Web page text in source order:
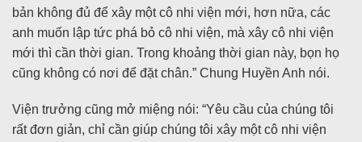
bản không đủ để xây một cô nhi viện mới, hơn nữa, các
anh muốn lập tức phá bỏ cô nhi viện, mà xây cô nhi viện
mới thì cần thời gian. Trong khoảng thời gian này, bọn họ
cũng không có nơi để đặt chân.” Chung Huyền Anh nói.
Viện trưởng cũng mở miệng nói: “Yêu cầu của chúng tôi
rất đơn giản, chỉ cần giúp chúng tôi xây một cô nhi viện